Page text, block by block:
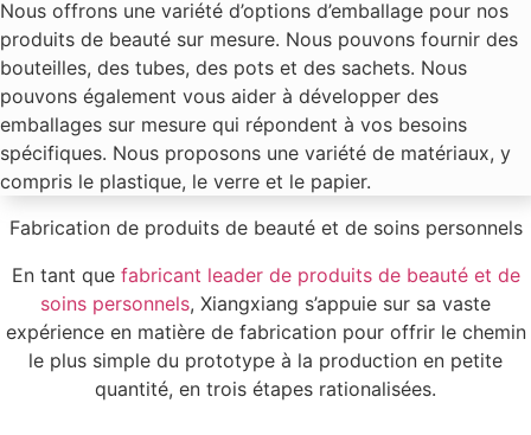
Nous offrons une variété d’options d’emballage pour nos
produits de beauté sur mesure. Nous pouvons fournir des
bouteilles, des tubes, des pots et des sachets. Nous
pouvons également vous aider à développer des
emballages sur mesure qui répondent à vos besoins
spécifiques. Nous proposons une variété de matériaux, y
compris le plastique, le verre et le papier.
Fabrication de produits de beauté et de soins personnels
En tant que fabricant leader de produits de beauté et de
soins personnels, Xiangxiang s’appuie sur sa vaste
expérience en matière de fabrication pour offrir le chemin
le plus simple du prototype à la production en petite
quantité, en trois étapes rationalisées.